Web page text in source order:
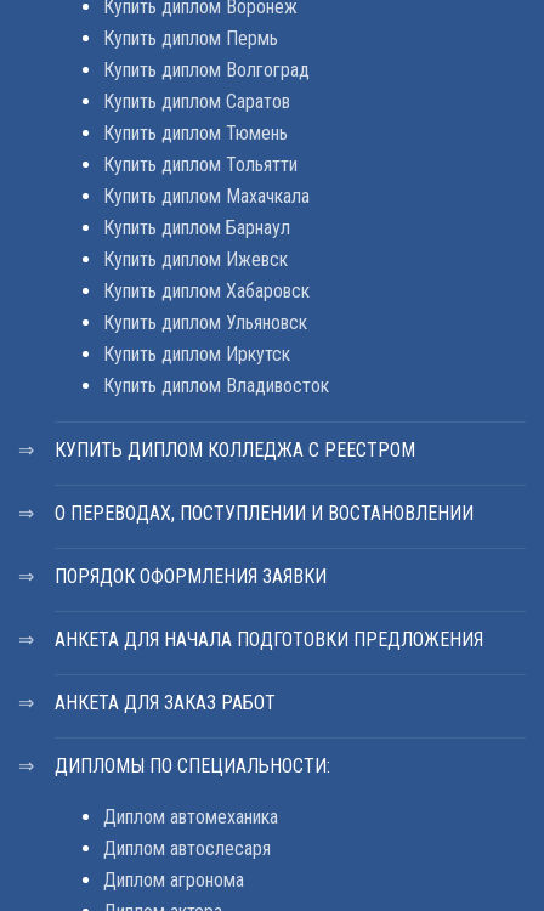
Купить диплом Воронеж
Купить диплом Пермь
Купить диплом Волгоград
Купить диплом Саратов
Купить диплом Тюмень
Купить диплом Тольятти
Купить диплом Махачкала
Купить диплом Барнаул
Купить диплом Ижевск
Купить диплом Хабаровск
Купить диплом Ульяновск
Купить диплом Иркутск
Купить диплом Владивосток
КУПИТЬ ДИПЛОМ КОЛЛЕДЖА С РЕЕСТРОМ
О ПЕРЕВОДАХ, ПОСТУПЛЕНИИ И ВОСТАНОВЛЕНИИ
ПОРЯДОК ОФОРМЛЕНИЯ ЗАЯВКИ
АНКЕТА ДЛЯ НАЧАЛА ПОДГОТОВКИ ПРЕДЛОЖЕНИЯ
АНКЕТА ДЛЯ ЗАКАЗ РАБОТ
ДИПЛОМЫ ПО СПЕЦИАЛЬНОСТИ:
Диплом автомеханика
Диплом автослесаря
Диплом агронома